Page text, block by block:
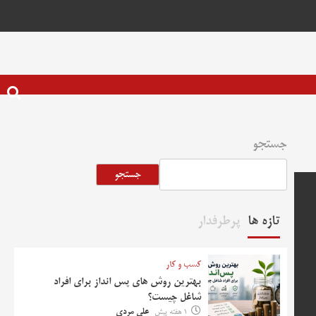
جستجو
جستجو
تازه ها پرطرفدار
کسب و کار
بهترین روش‌ های پس‌ انداز برای افراد
شاغل چیست؟
1 هفته پیش علی مردی